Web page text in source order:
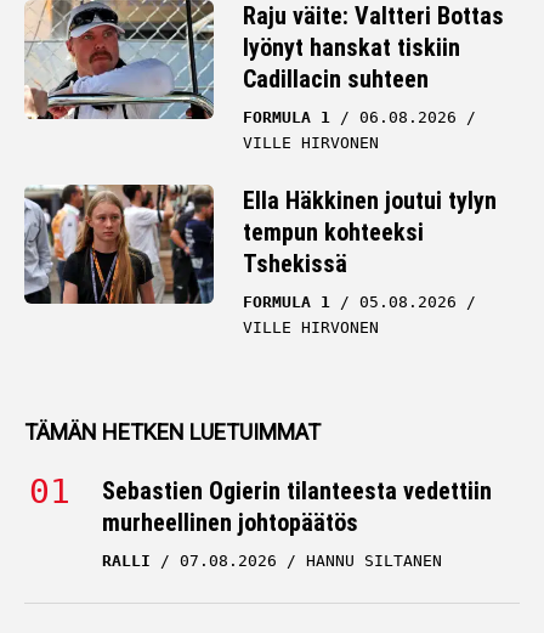
Raju väite: Valtteri Bottas
lyönyt hanskat tiskiin
Cadillacin suhteen
FORMULA 1
06.08.2026
VILLE HIRVONEN
Ella Häkkinen joutui tylyn
tempun kohteeksi
Tshekissä
FORMULA 1
05.08.2026
VILLE HIRVONEN
TÄMÄN HETKEN LUETUIMMAT
Sebastien Ogierin tilanteesta vedettiin
murheellinen johtopäätös
RALLI 07.08.2026 HANNU SILTANEN